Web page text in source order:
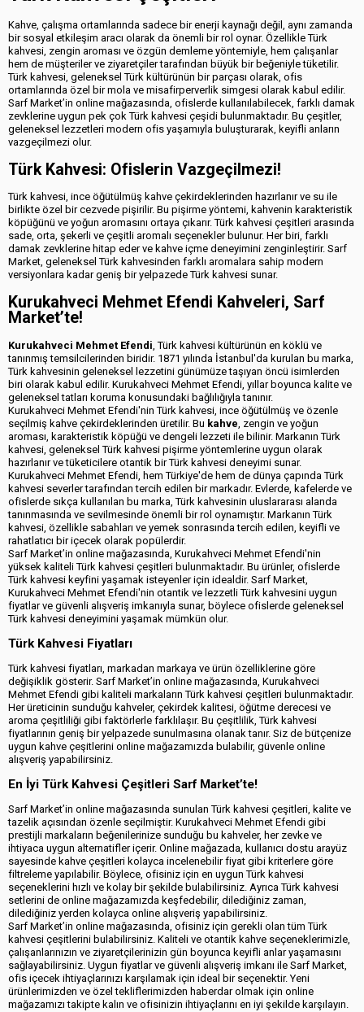
Kahve, çalışma ortamlarında sadece bir enerji kaynağı değil, aynı zamanda
bir sosyal etkileşim aracı olarak da önemli bir rol oynar. Özellikle Türk
kahvesi, zengin aroması ve özgün demleme yöntemiyle, hem çalışanlar
hem de müşteriler ve ziyaretçiler tarafından büyük bir beğeniyle tüketilir.
Türk kahvesi, geleneksel Türk kültürünün bir parçası olarak, ofis
ortamlarında özel bir mola ve misafirperverlik simgesi olarak kabul edilir.
Sarf Market’in online mağazasında, ofislerde kullanılabilecek, farklı damak
zevklerine uygun pek çok Türk kahvesi çeşidi bulunmaktadır. Bu çeşitler,
geleneksel lezzetleri modern ofis yaşamıyla buluşturarak, keyifli anların
vazgeçilmezi olur.
Türk Kahvesi: Ofislerin Vazgeçilmezi!
Türk kahvesi, ince öğütülmüş kahve çekirdeklerinden hazırlanır ve su ile
birlikte özel bir cezvede pişirilir. Bu pişirme yöntemi, kahvenin karakteristik
köpüğünü ve yoğun aromasını ortaya çıkarır. Türk kahvesi çeşitleri arasında
sade, orta, şekerli ve çeşitli aromalı seçenekler bulunur. Her biri, farklı
damak zevklerine hitap eder ve kahve içme deneyimini zenginleştirir. Sarf
Market, geleneksel Türk kahvesinden farklı aromalara sahip modern
versiyonlara kadar geniş bir yelpazede Türk kahvesi sunar.
Kurukahveci Mehmet Efendi Kahveleri, Sarf
Market’te!
Kurukahveci Mehmet Efendi , Türk kahvesi kültürünün en köklü ve
tanınmış temsilcilerinden biridir. 1871 yılında İstanbul'da kurulan bu marka,
Türk kahvesinin geleneksel lezzetini günümüze taşıyan öncü isimlerden
biri olarak kabul edilir. Kurukahveci Mehmet Efendi, yıllar boyunca kalite ve
geleneksel tatları koruma konusundaki bağlılığıyla tanınır.
Kurukahveci Mehmet Efendi'nin Türk kahvesi, ince öğütülmüş ve özenle
seçilmiş kahve çekirdeklerinden üretilir. Bu kahve , zengin ve yoğun
aroması, karakteristik köpüğü ve dengeli lezzeti ile bilinir. Markanın Türk
kahvesi, geleneksel Türk kahvesi pişirme yöntemlerine uygun olarak
hazırlanır ve tüketicilere otantik bir Türk kahvesi deneyimi sunar.
Kurukahveci Mehmet Efendi, hem Türkiye'de hem de dünya çapında Türk
kahvesi severler tarafından tercih edilen bir markadır. Evlerde, kafelerde ve
ofislerde sıkça kullanılan bu marka, Türk kahvesinin uluslararası alanda
tanınmasında ve sevilmesinde önemli bir rol oynamıştır. Markanın Türk
kahvesi, özellikle sabahları ve yemek sonrasında tercih edilen, keyifli ve
rahatlatıcı bir içecek olarak popülerdir.
Sarf Market’in online mağazasında, Kurukahveci Mehmet Efendi'nin
yüksek kaliteli Türk kahvesi çeşitleri bulunmaktadır. Bu ürünler, ofislerde
Türk kahvesi keyfini yaşamak isteyenler için idealdir. Sarf Market,
Kurukahveci Mehmet Efendi'nin otantik ve lezzetli Türk kahvesini uygun
fiyatlar ve güvenli alışveriş imkanıyla sunar, böylece ofislerde geleneksel
Türk kahvesi deneyimini yaşamak mümkün olur.
Türk Kahvesi Fiyatları
Türk kahvesi fiyatları, markadan markaya ve ürün özelliklerine göre
değişiklik gösterir. Sarf Market’in online mağazasında, Kurukahveci
Mehmet Efendi gibi kaliteli markaların Türk kahvesi çeşitleri bulunmaktadır.
Her üreticinin sunduğu kahveler, çekirdek kalitesi, öğütme derecesi ve
aroma çeşitliliği gibi faktörlerle farklılaşır. Bu çeşitlilik, Türk kahvesi
fiyatlarının geniş bir yelpazede sunulmasına olanak tanır. Siz de bütçenize
uygun kahve çeşitlerini online mağazamızda bulabilir, güvenle online
alışveriş yapabilirsiniz.
En İyi Türk Kahvesi Çeşitleri Sarf Market’te!
Sarf Market’in online mağazasında sunulan Türk kahvesi çeşitleri, kalite ve
tazelik açısından özenle seçilmiştir. Kurukahveci Mehmet Efendi gibi
prestijli markaların beğenilerinize sunduğu bu kahveler, her zevke ve
ihtiyaca uygun alternatifler içerir. Online mağazada, kullanıcı dostu arayüz
sayesinde kahve çeşitleri kolayca incelenebilir fiyat gibi kriterlere göre
filtreleme yapılabilir. Böylece, ofisiniz için en uygun Türk kahvesi
seçeneklerini hızlı ve kolay bir şekilde bulabilirsiniz. Ayrıca Türk kahvesi
setlerini de online mağazamızda keşfedebilir, dilediğiniz zaman,
dilediğiniz yerden kolayca online alışveriş yapabilirsiniz.
Sarf Market’in online mağazasında, ofisiniz için gerekli olan tüm Türk
kahvesi çeşitlerini bulabilirsiniz. Kaliteli ve otantik kahve seçeneklerimizle,
çalışanlarınızın ve ziyaretçilerinizin gün boyunca keyifli anlar yaşamasını
sağlayabilirsiniz. Uygun fiyatlar ve güvenli alışveriş imkanı ile Sarf Market,
ofis içecek ihtiyaçlarınızı karşılamak için ideal bir seçenektir. Yeni
ürünlerimizden ve özel tekliflerimizden haberdar olmak için online
mağazamızı takipte kalın ve ofisinizin ihtiyaçlarını en iyi şekilde karşılayın.